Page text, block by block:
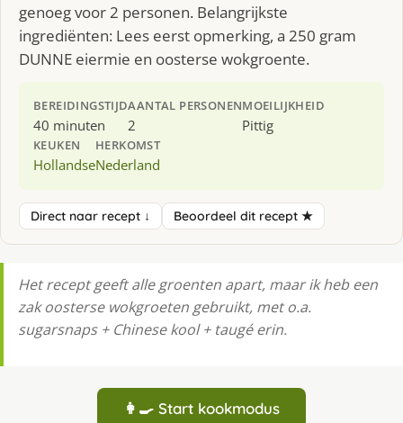
genoeg voor 2 personen. Belangrijkste
ingrediënten: Lees eerst opmerking, a 250 gram
DUNNE eiermie en oosterse wokgroente.
BEREIDINGSTIJD
40 minuten
AANTAL PERSONEN
2
MOEILIJKHEID
Pittig
KEUKEN
Hollandse
HERKOMST
Nederland
Direct naar recept ↓ Beoordeel dit recept ★
Het recept geeft alle groenten apart, maar ik heb een
zak oosterse wokgroeten gebruikt, met o.a.
sugarsnaps + Chinese kool + taugé erin.
👩‍🍳 Start kookmodus